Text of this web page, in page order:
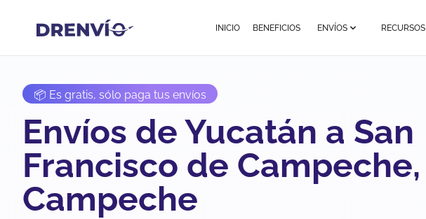
INICIO BENEFICIOS ENVÍOS RECURSOS
📦 Es gratis, sólo paga tus envíos
Envíos de Yucatán a San
Francisco de Campeche,
Campeche